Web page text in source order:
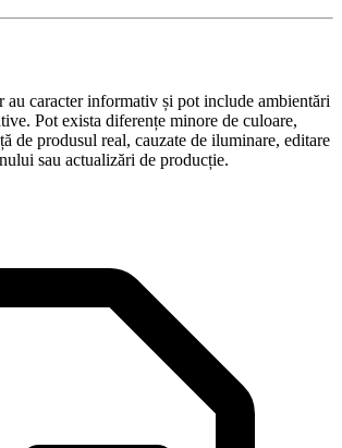
au caracter informativ și pot include ambientări
Pot exista diferențe minore de culoare,
de produsul real, cauzate de iluminare, editare
sau actualizări de producție.